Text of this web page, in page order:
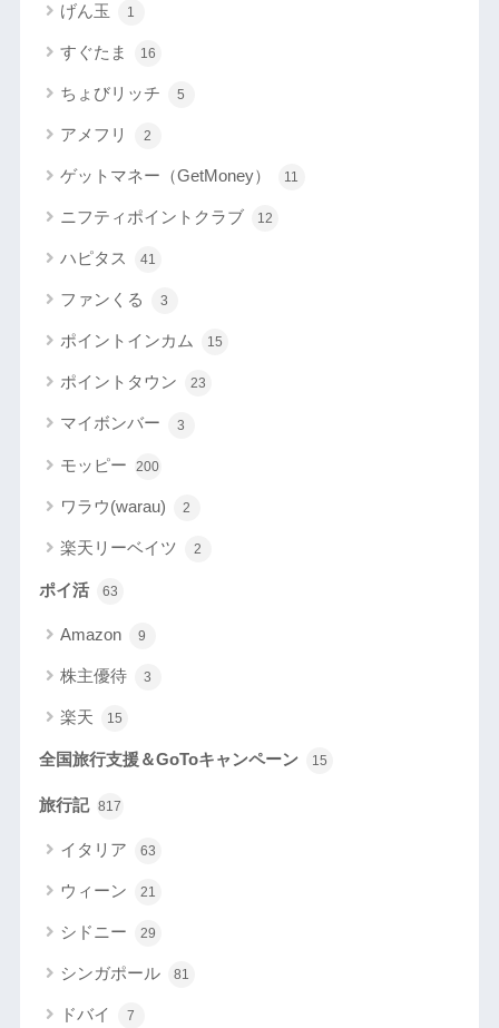
げん玉 1
すぐたま 16
ちょびリッチ 5
アメフリ 2
ゲットマネー（GetMoney） 11
ニフティポイントクラブ 12
ハピタス 41
ファンくる 3
ポイントインカム 15
ポイントタウン 23
マイボンバー 3
モッピー 200
ワラウ(warau) 2
楽天リーベイツ 2
ポイ活 63
Amazon 9
株主優待 3
楽天 15
全国旅行支援＆GoToキャンペーン 15
旅行記 817
イタリア 63
ウィーン 21
シドニー 29
シンガポール 81
ドバイ 7